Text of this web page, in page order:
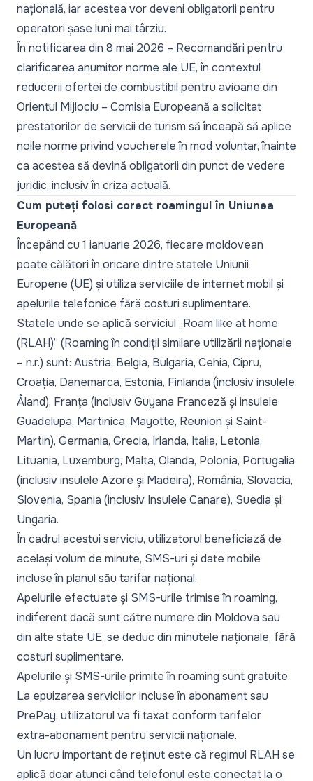
națională, iar acestea vor deveni obligatorii pentru
operatori șase luni mai târziu.
În notificarea din 8 mai 2026 – Recomandări pentru
clarificarea anumitor norme ale UE, în contextul
reducerii ofertei de combustibil pentru avioane din
Orientul Mijlociu – Comisia Europeană a solicitat
prestatorilor de servicii de turism să înceapă să aplice
noile norme privind voucherele în mod voluntar, înainte
ca acestea să devină obligatorii din punct de vedere
juridic, inclusiv în criza actuală.
Cum puteți folosi corect roamingul în Uniunea
Europeană
Începând cu 1 ianuarie 2026, fiecare moldovean
poate călătoriîn oricare dintre statele Uniunii
Europene (UE) și utiliza serviciile de internet mobil și
apelurile telefonice fără costuri suplimentare.
Statele unde se aplică serviciul „Roam like at home
(RLAH)” (Roaming în condiții similare utilizării naționale
– n.r.) sunt: Austria, Belgia, Bulgaria, Cehia, Cipru,
Croația, Danemarca, Estonia, Finlanda (inclusiv insulele
Åland), Franța (inclusiv Guyana Franceză și insulele
Guadelupa, Martinica, Mayotte, Reunion și Saint-
Martin), Germania, Grecia, Irlanda, Italia, Letonia,
Lituania, Luxemburg, Malta, Olanda, Polonia, Portugalia
(inclusiv insulele Azore și Madeira), România, Slovacia,
Slovenia, Spania (inclusiv Insulele Canare), Suedia și
Ungaria.
În cadrul acestui serviciu, utilizatorul beneficiază de
același volum de minute, SMS-uri și date mobile
incluse în planul său tarifar național.
Apelurile efectuate și SMS-urile trimise în roaming,
indiferent dacă sunt către numere din Moldova sau
din alte state UE, se deduc din minutele naționale, fără
costuri suplimentare.
Apelurile și SMS-urile primite în roaming sunt gratuite.
La epuizarea serviciilor incluse în abonament sau
PrePay, utilizatorul va fi taxat conform tarifelor
extra-abonament pentru servicii naționale.
Un lucru important de reținut este că regimul RLAH se
aplică doar atunci când telefonul este conectat la o